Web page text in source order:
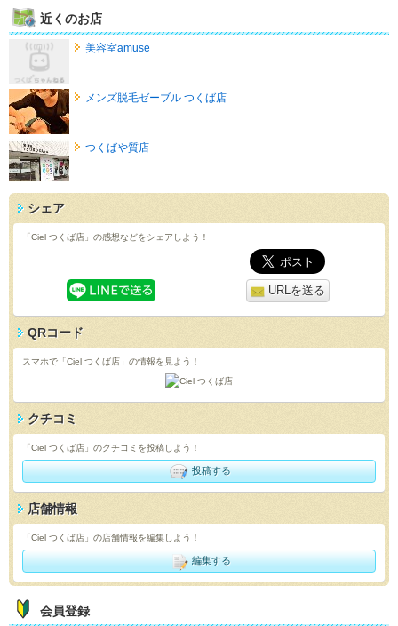
近くのお店
美容室amuse
メンズ脱毛ゼーブル つくば店
つくばや質店
シェア
「Ciel つくば店」の感想などをシェアしよう！
URLを送る
QRコード
スマホで「Ciel つくば店」の情報を見よう！
クチコミ
「Ciel つくば店」のクチコミを投稿しよう！
投稿する
店舗情報
「Ciel つくば店」の店舗情報を編集しよう！
編集する
会員登録